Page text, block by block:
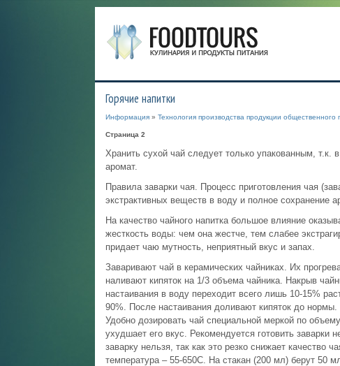
Горячие напитки
Информация» Технология производства продукции общественного
Страница 2
Хранить сухой чай следует только упакованным, т.к.
аромат.
Правила заварки чая. Процесс приготовления чая
экстрактивных веществ в воду и полное сохранение
На качество чайного напитка большое влияние
жесткость воды: чем она жестче, тем слабее
придает чаю мутность, неприятный вкус и запах.
Заваривают чай в керамических чайниках. Их
наливают кипяток на 1/3 объема чайника. Накрыв
настаивания в воду переходит всего лишь 10-15%
90%. После настаивания доливают кипяток до
Удобно дозировать чай специальной меркой по
ухудшает его вкус. Рекомендуется готовить заварки
заварку нельзя, так как это резко снижает
температура – 55-650С. На стакан (200 мл) берут 50